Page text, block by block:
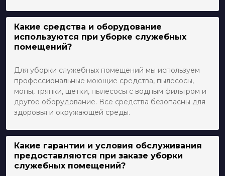
Какие средства и оборудование
используются при уборке служебных
помещений?
Для уборки служебных помещений мы используем
профессиональные моющие средства, пылесосы,
мопы, тряпки, щетки, пылесосы с водным фильтром и
другое оборудование. Все средства безопасны для
здоровья и окружающей среды.
Какие гарантии и условия обслуживания
предоставляются при заказе уборки
служебных помещений?